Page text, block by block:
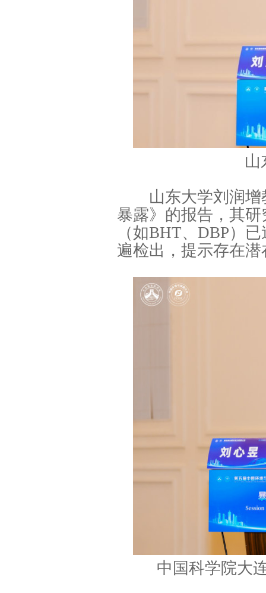
山
山东大学刘润增
暴露》的报告，其
（如BHT、DBP）
遍检出，提示存在
中国科学院大